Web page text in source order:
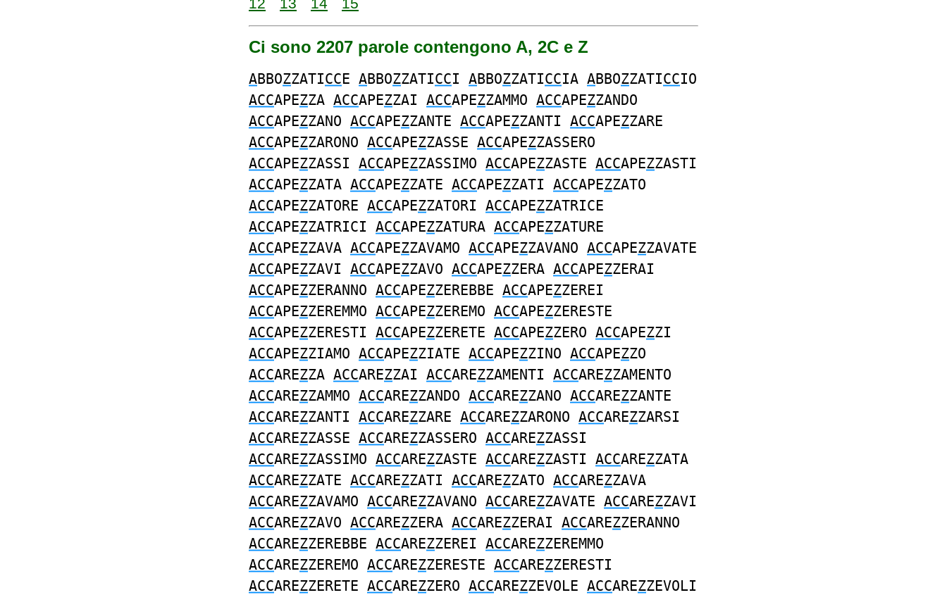
Ci sono 2207 parole contengono A, 2C e Z
ABBOZZATICCE ABBOZZATICCI ABBOZZATICCIA ABBOZZATICCIO
ACCAPEZZA ACCAPEZZAI ACCAPEZZAMMO ACCAPEZZANDO
ACCAPEZZANO ACCAPEZZANTE ACCAPEZZANTI ACCAPEZZARE
ACCAPEZZARONO ACCAPEZZASSE ACCAPEZZASSERO
ACCAPEZZASSI ACCAPEZZASSIMO ACCAPEZZASTE ACCAPEZZASTI
ACCAPEZZATA ACCAPEZZATE ACCAPEZZATI ACCAPEZZATO
ACCAPEZZATORE ACCAPEZZATORI ACCAPEZZATRICE
ACCAPEZZATRICI ACCAPEZZATURA ACCAPEZZATURE
ACCAPEZZAVA ACCAPEZZAVAMO ACCAPEZZAVANO ACCAPEZZAVATE
ACCAPEZZAVI ACCAPEZZAVO ACCAPEZZERA ACCAPEZZERAI
ACCAPEZZERANNO ACCAPEZZEREBBE ACCAPEZZEREI
ACCAPEZZEREMMO ACCAPEZZEREMO ACCAPEZZERESTE
ACCAPEZZERESTI ACCAPEZZERETE ACCAPEZZERO ACCAPEZZI
ACCAPEZZIAMO ACCAPEZZIATE ACCAPEZZINO ACCAPEZZO
ACCAREZZA ACCAREZZAI ACCAREZZAMENTI ACCAREZZAMENTO
ACCAREZZAMMO ACCAREZZANDO ACCAREZZANO ACCAREZZANTE
ACCAREZZANTI ACCAREZZARE ACCAREZZARONO ACCAREZZARSI
ACCAREZZASSE ACCAREZZASSERO ACCAREZZASSI
ACCAREZZASSIMO ACCAREZZASTE ACCAREZZASTI ACCAREZZATA
ACCAREZZATE ACCAREZZATI ACCAREZZATO ACCAREZZAVA
ACCAREZZAVAMO ACCAREZZAVANO ACCAREZZAVATE ACCAREZZAVI
ACCAREZZAVO ACCAREZZERA ACCAREZZERAI ACCAREZZERANNO
ACCAREZZEREBBE ACCAREZZEREI ACCAREZZEREMMO
ACCAREZZEREMO ACCAREZZERESTE ACCAREZZERESTI
ACCAREZZERETE ACCAREZZERO ACCAREZZEVOLE ACCAREZZEVOLI